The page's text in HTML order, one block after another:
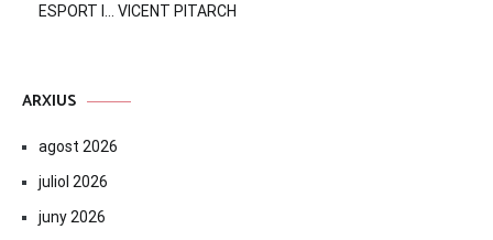
ESPORT I… VICENT PITARCH
ARXIUS
agost 2026
juliol 2026
juny 2026